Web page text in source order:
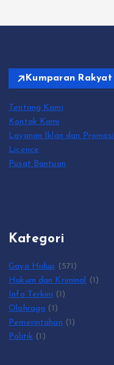
Kumparan Rakyat
Tentang Kami
Kontak Kami
Layanan Iklan dan Promosi
Licence
Pusat Bantuan
Kategori
Gaya Hidup (571)
Hukum dan Kriminal
(1)
Info Terkini (1)
Olahraga (1)
Pemerintahan (1)
Politik (1)